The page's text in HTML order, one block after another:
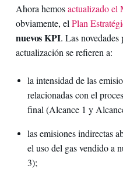
Ahora hemosactualizado el
obviamente, el Plan
nuevos KPI. Las
actualización se refieren a:
la intensidad de las
relacionadas con el
final (Alcance 1 y
las emisiones indirectas
el uso del gas vendido a
3);